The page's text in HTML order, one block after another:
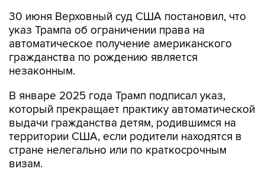
30 июня Верховный суд США постановил, что
указ Трампа об ограничении права на
автоматическое получение американского
гражданства по рождению является
незаконным.
В январе 2025 года Трамп подписал указ,
который прекращает практику автоматической
выдачи гражданства детям, родившимся на
территории США, если родители находятся в
стране нелегально или по краткосрочным
визам.